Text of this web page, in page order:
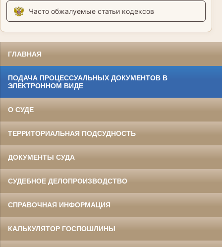
Часто обжалуемые статьи кодексов
ГЛАВНАЯ
ПОДАЧА ПРОЦЕССУАЛЬНЫХ ДОКУМЕНТОВ В
ЭЛЕКТРОННОМ ВИДЕ
О СУДЕ
ТЕРРИТОРИАЛЬНАЯ ПОДСУДНОСТЬ
ДОКУМЕНТЫ СУДА
СУДЕБНОЕ ДЕЛОПРОИЗВОДСТВО
СПРАВОЧНАЯ ИНФОРМАЦИЯ
КАЛЬКУЛЯТОР ГОСПОШЛИНЫ